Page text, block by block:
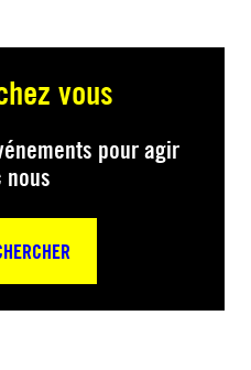
vous
pour agir
nous